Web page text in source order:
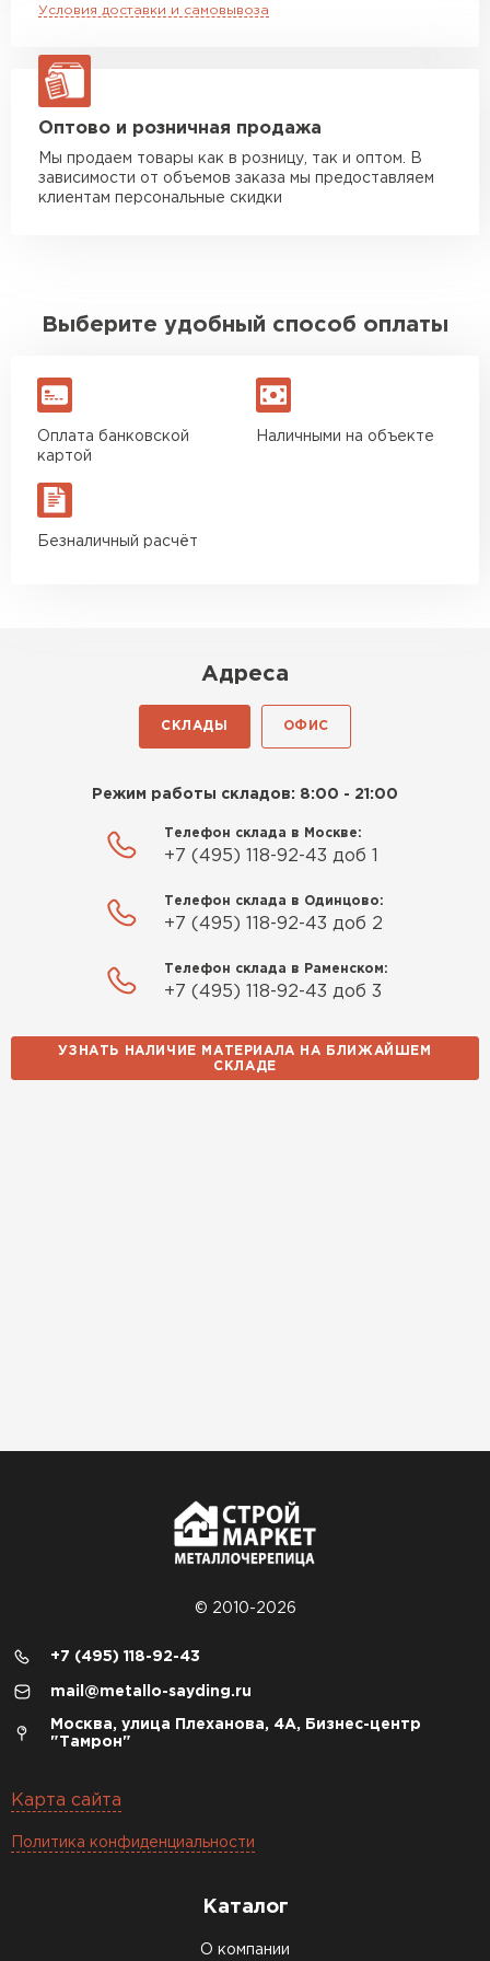
макс. длина груза 13,5 м
ЗАКАЗАТЬ С ДОСТАВКОЙ
Условия доставки и самовывоза
Оптово и розничная продажа
Мы продаем товары как в розницу, так и оптом. В
зависимости от объемов заказа мы предоставляем
клиентам персональные скидки
Выберите удобный способ оплаты
Оплата банковской
картой
Наличными на объекте
Безналичный расчёт
Адреса
СКЛАДЫ ОФИС
Режим работы складов: 8:00 - 21:00
Телефон склада в Москве:
+7 (495) 118-92-43 доб 1
Телефон склада в Одинцово:
+7 (495) 118-92-43 доб 2
Телефон склада в Раменском:
+7 (495) 118-92-43 доб 3
УЗНАТЬ НАЛИЧИЕ МАТЕРИАЛА НА БЛИЖАЙШЕМ
СКЛАДЕ
© 2010-2026
+7 (495) 118-92-43
mail@metallo-sayding.ru
Москва, улица Плеханова, 4А, Бизнес-центр
"Тамрон"
Карта сайта
Политика конфиденциальности
Каталог
О компании